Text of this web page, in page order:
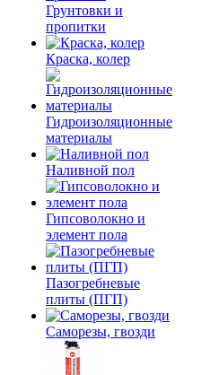
Грунтовки и
пропитки
Краска, колер
Гидроизоляционные
материалы
Наливной пол
Гипсоволокно и
элемент пола
Пазогребневые
плиты (ПГП)
Саморезы, гвозди